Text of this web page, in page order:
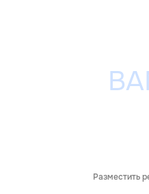
Разместить